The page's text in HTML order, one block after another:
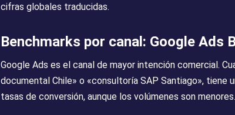
cifras globales traducidas.
Benchmarks por canal: Google Ads
Google Ads es el canal de mayor intención comercial.
documental Chile» o «consultoría SAP Santiago», tiene
tasas de conversión, aunque los volúmenes son menores.